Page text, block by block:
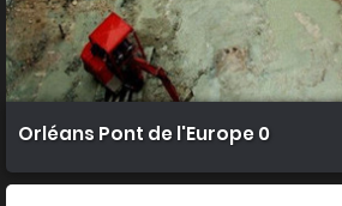
Orléans Pont de l'Europe 0